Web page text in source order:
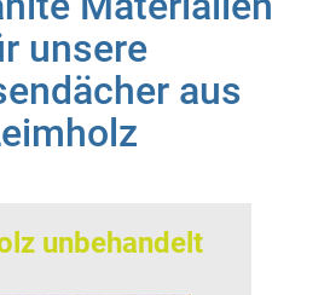
unsere
aus
unbehandelt